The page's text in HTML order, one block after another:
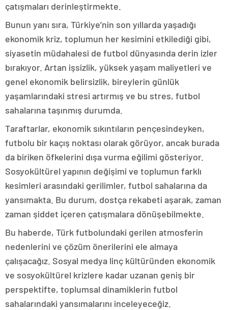
çatışmaları derinleştirmekte.
Bunun yanı sıra, Türkiye’nin son yıllarda yaşadığı
ekonomik kriz, toplumun her kesimini etkilediği gibi,
siyasetin müdahalesi de futbol dünyasında derin izler
bırakıyor. Artan işsizlik, yüksek yaşam maliyetleri ve
genel ekonomik belirsizlik, bireylerin günlük
yaşamlarındaki stresi artırmış ve bu stres, futbol
sahalarına taşınmış durumda.
Taraftarlar, ekonomik sıkıntıların pençesindeyken,
futbolu bir kaçış noktası olarak görüyor, ancak burada
da biriken öfkelerini dışa vurma eğilimi gösteriyor.
Sosyokültürel yapının değişimi ve toplumun farklı
kesimleri arasındaki gerilimler, futbol sahalarına da
yansımakta. Bu durum, dostça rekabeti aşarak, zaman
zaman şiddet içeren çatışmalara dönüşebilmekte.
Bu haberde, Türk futbolundaki gerilen atmosferin
nedenlerini ve çözüm önerilerini ele almaya
çalışacağız. Sosyal medya linç kültüründen ekonomik
ve sosyokültürel krizlere kadar uzanan geniş bir
perspektifte, toplumsal dinamiklerin futbol
sahalarındaki yansımalarını inceleyeceğiz.